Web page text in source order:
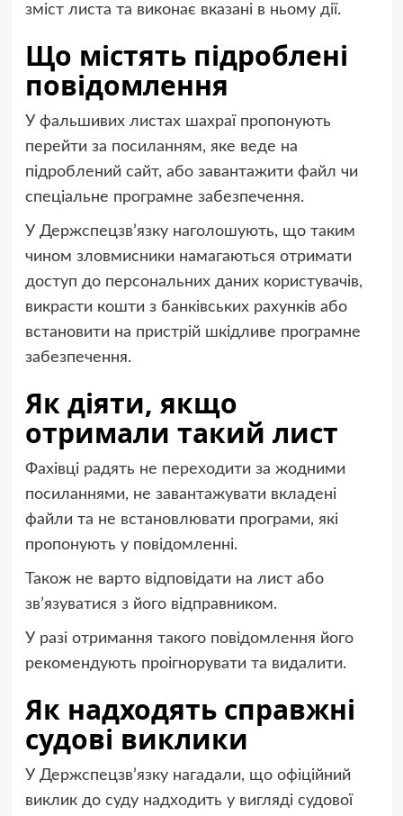
зміст листа та виконає вказані в ньому дії.
Що містять підроблені
повідомлення
У фальшивих листах шахраї пропонують
перейти за посиланням, яке веде на
підроблений сайт, або завантажити файл чи
спеціальне програмне забезпечення.
У Держспецзв’язку наголошують, що таким
чином зловмисники намагаються отримати
доступ до персональних даних користувачів,
викрасти кошти з банківських рахунків або
встановити на пристрій шкідливе програмне
забезпечення.
Як діяти, якщо
отримали такий лист
Фахівці радять не переходити за жодними
посиланнями, не завантажувати вкладені
файли та не встановлювати програми, які
пропонують у повідомленні.
Також не варто відповідати на лист або
зв’язуватися з його відправником.
У разі отримання такого повідомлення його
рекомендують проігнорувати та видалити.
Як надходять справжні
судові виклики
У Держспецзв’язку нагадали, що офіційний
виклик до суду надходить у вигляді судової